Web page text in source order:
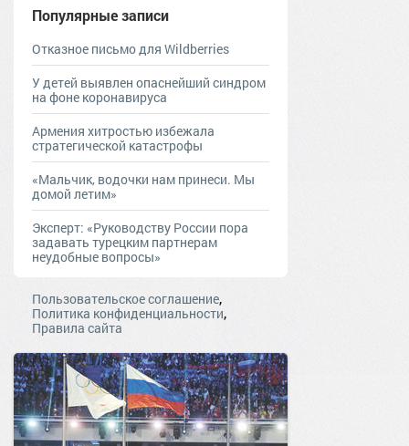
Популярные записи
Отказное письмо для Wildberries
У детей выявлен опаснейший синдром
на фоне коронавируса
Армения хитростью избежала
стратегической катастрофы
«Мальчик, водочки нам принеси. Мы
домой летим»
Эксперт: «Руководству России пора
задавать турецким партнерам
неудобные вопросы»
Пользовательское соглашение,
Политика конфиденциальности,
Правила сайта